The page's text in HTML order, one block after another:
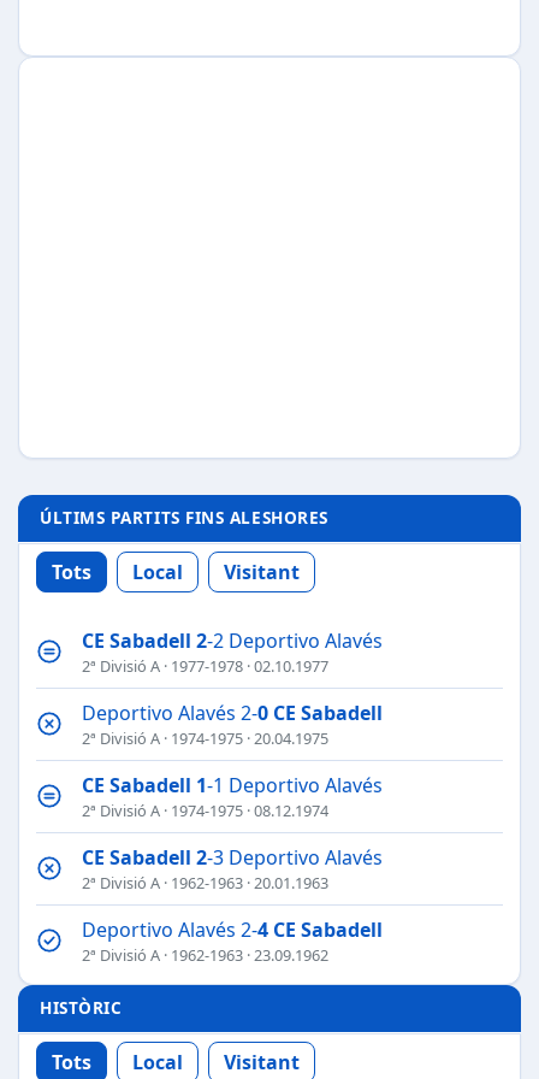
ÚLTIMS PARTITS FINS ALESHORES
Tots Local Visitant
CE Sabadell 2-2 Deportivo Alavés
2ª Divisió A · 1977-1978 · 02.10.1977
Deportivo Alavés 2-0 CE Sabadell
2ª Divisió A · 1974-1975 · 20.04.1975
CE Sabadell 1-1 Deportivo Alavés
2ª Divisió A · 1974-1975 · 08.12.1974
CE Sabadell 2-3 Deportivo Alavés
2ª Divisió A · 1962-1963 · 20.01.1963
Deportivo Alavés 2-4 CE Sabadell
2ª Divisió A · 1962-1963 · 23.09.1962
HISTÒRIC
Tots Local Visitant